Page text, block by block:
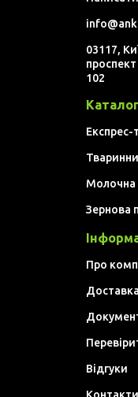
03117,
102
Експрес-
Молочна
Зернова
Про
Відгуки